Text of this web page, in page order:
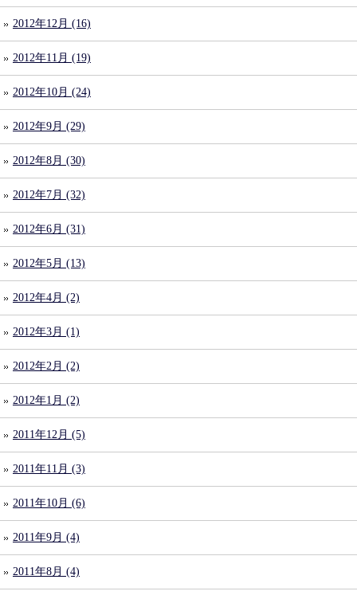
2012年12月 (16)
2012年11月 (19)
2012年10月 (24)
2012年9月 (29)
2012年8月 (30)
2012年7月 (32)
2012年6月 (31)
2012年5月 (13)
2012年4月 (2)
2012年3月 (1)
2012年2月 (2)
2012年1月 (2)
2011年12月 (5)
2011年11月 (3)
2011年10月 (6)
2011年9月 (4)
2011年8月 (4)